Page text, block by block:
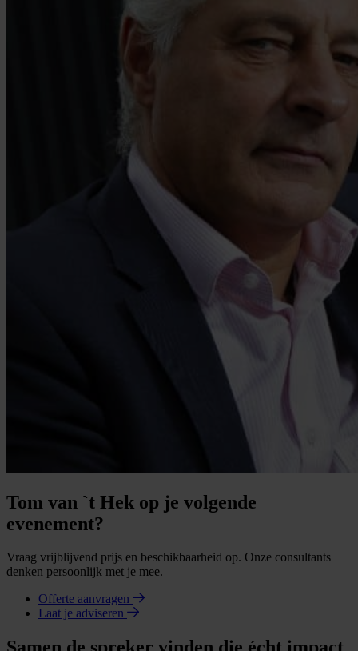
Tom van `t Hek op je volgende
evenement?
Vraag vrijblijvend prijs en beschikbaarheid op. Onze consultants
denken persoonlijk met je mee.
Offerte aanvragen
Laat je adviseren